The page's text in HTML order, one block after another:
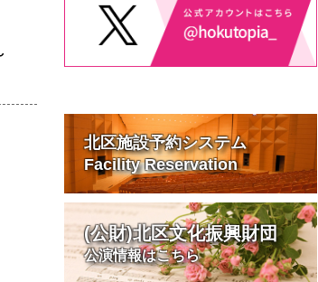
北区施設予約システム
Facility Reservation
(公財)北区文化振興財団
公演情報はこちら